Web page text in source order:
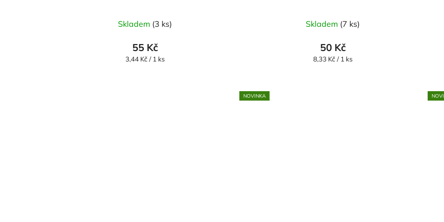
Skladem (3 ks)
55 Kč
Měrná
3,44 Kč / 1 ks
Skladem (7 ks)
50 Kč
Měrná
8,33 Kč / 1 ks
NOVINKA